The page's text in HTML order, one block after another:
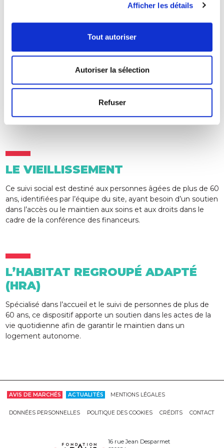
Afficher les détails
Tout autoriser
Autoriser la sélection
Refuser
LE SUIVI SOCIAL RSA
Ce dispositif individualisé s’adresse aux bénéficiaires du RSA
et est prioritairement axé sur le volet social :
Accès, maintien aux droits et à la santé.
Soutien dans la recherche de logement.
Accès à la formation et/ou emploi.
LE VIEILLISSEMENT
Ce suivi social est destiné aux personnes âgées de plus de 60
ans, identifiées par l’équipe du site, ayant besoin d’un soutien
dans l’accès ou le maintien aux soins et aux droits dans le
cadre de la conférence des financeurs.
L’HABITAT REGROUPÉ ADAPTÉ
(HRA)
Spécialisé dans l’accueil et le suivi de personnes de plus de
60 ans, ce dispositif apporte un soutien dans les actes de la
vie quotidienne afin de garantir le maintien dans un
logement autonome.
16 rue Jean Desparmet
AVIS DE MARCHÉS ACTUALITÉS MENTIONS LÉGALES
DONNÉES PERSONNELLES POLITIQUE DES COOKIES CRÉDITS CONTACT